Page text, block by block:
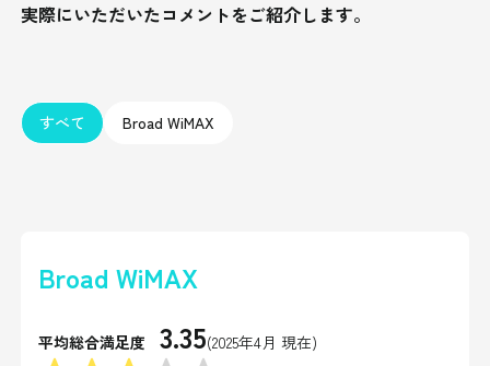
実際にいただいたコメントをご紹介します。
すべて Broad WiMAX
Broad WiMAX
平均総合満足度 3.35(2025年4月 現在)